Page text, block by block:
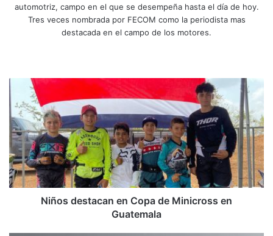
automotriz, campo en el que se desempeña hasta el día de hoy.
Tres veces nombrada por FECOM como la periodista mas
destacada en el campo de los motores.
Niños
destacan
en
Copa
de
Minicross
en
Guatemala
Niños destacan en Copa de Minicross en
Guatemala